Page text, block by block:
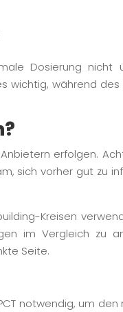
Dosierung nicht
wichtig, während
erfolgen.
sich vorher gut zu
Kreisen
im Vergleich zu
Seite.
notwendig, um